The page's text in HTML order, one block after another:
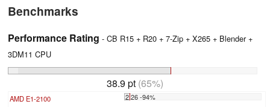
Benchmarks
Performance Rating - CB R15 + R20 + 7-Zip + X265 + Blender +
3DM11 CPU
38.9 pt (65%)
AMD E1-2100 2.26 -94%